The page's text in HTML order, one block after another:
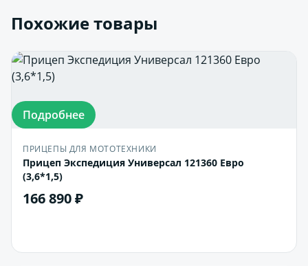
Похожие товары
Подробнее
ПРИЦЕПЫ ДЛЯ МОТОТЕХНИКИ
Прицеп Экспедиция Универсал 121360 Евро
(3,6*1,5)
166 890 ₽